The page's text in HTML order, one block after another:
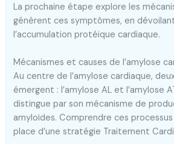
La prochaine étape explore les
génèrent ces symptômes, en
l’accumulation protéique cardiaque.
Mécanismes et causes de l’amylose
Au centre de l’amylose cardiaque,
émergent : l’amylose AL et l’amylose
distingue par son mécanisme de
amyloïdes. Comprendre ces
place d’une stratégie Traitement